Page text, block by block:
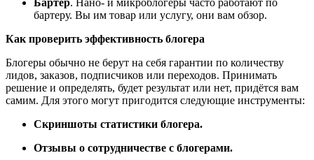
Бартер. Нано- и микроблогеры часто работают по
бартеру. Вы им товар или услугу, они вам обзор.
Как проверить эффективность блогера
Блогеры обычно не берут на себя гарантии по количеству
лидов, заказов, подписчиков или переходов. Принимать
решение и определять, будет результат или нет, придётся вам
самим. Для этого могут пригодится следующие инструменты:
Скриншоты статистики блогера.
Отзывы о сотрудничестве с блогерами.